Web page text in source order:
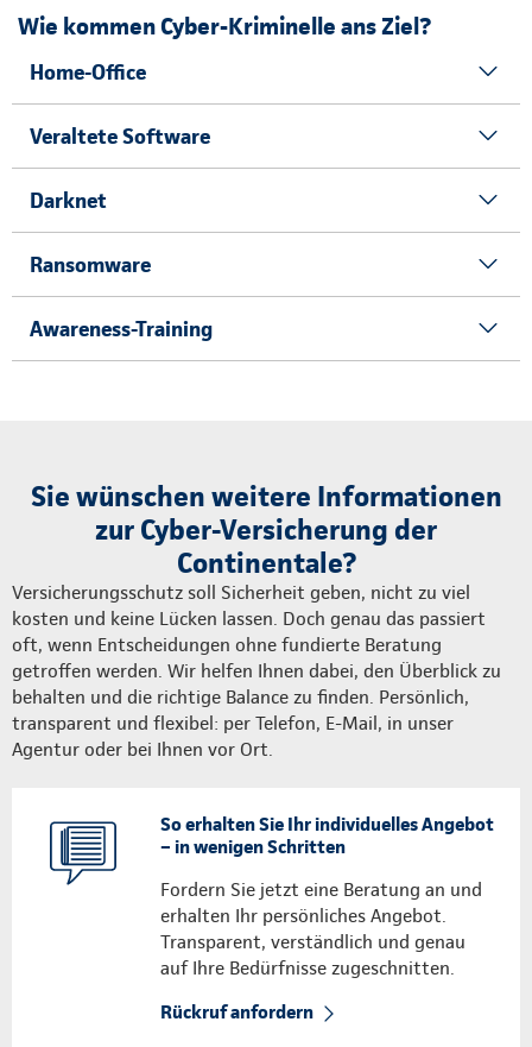
Wie kommen Cyber-Kriminelle ans Ziel?
Home-Office
Veraltete Software
Darknet
Ransomware
Awareness-Training
Sie wünschen weitere Informationen
zur Cyber-Versicherung der
Continentale?
Versicherungsschutz soll Sicherheit geben, nicht zu viel
kosten und keine Lücken lassen. Doch genau das passiert
oft, wenn Entscheidungen ohne fundierte Beratung
getroffen werden. Wir helfen Ihnen dabei, den Überblick zu
behalten und die richtige Balance zu finden. Persönlich,
transparent und flexibel: per Telefon, E-Mail, in unser
Agentur oder bei Ihnen vor Ort.
So erhalten Sie Ihr individuelles Angebot
– in wenigen Schritten
Fordern Sie jetzt eine Beratung an und
erhalten Ihr persönliches Angebot.
Transparent, verständlich und genau
auf Ihre Bedürfnisse zugeschnitten.
Rückruf anfordern